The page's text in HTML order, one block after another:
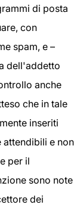
di posta
con
spam, e –
dell'addetto
anche
che in tale
inseriti
attendibili e non
per il
sono note
dei